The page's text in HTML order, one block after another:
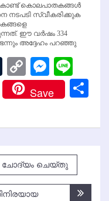
കൊണ്ട് കൊലപാതകങ്ങള്‍
നടപടി സ്വീകരിക്കുക
ഈ വര്‍ഷം 334
അദ്ദേഹം പറഞ്ഞു
Tumblr
Copy
Link
Save
ചോദ്യം ചെയ്തു